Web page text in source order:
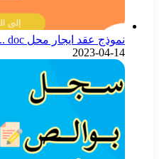
نموذج عقد ايجار محل doc .. اضمن حقوقك بهذه الوثيقة
2023-04-14